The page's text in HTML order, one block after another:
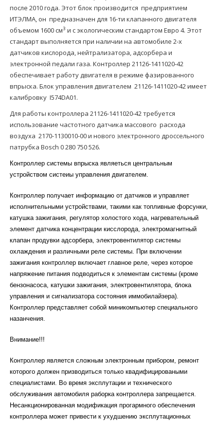
после 2010 года. Этот блок производится предприятием
ИТЭЛМА, он предназначен для 16-ти клапанного двигателя
объемом 1600 см3 и с экологическим стандартом Евро 4. Этот
стандарт выполняется при наличии на автомобиле 2-х
датчиков кислорода, нейтрализатора, адсорбера и
электронной педали газа. Контроллер 21126-1411020-42
обеспечивает работу двигателя в режиме фазированного
впрыска. Блок управления двигателем 21126-1411020-42 имеет
калибровку I574DA01.
Для работы контроллера 21126-1411020-42 требуется
использование частотного датчика массового расхода
воздуха 2170-1130010-00и нового электронного дроссельного
патрубка Bosch 0 280 750 526.
Контроллер системы впрыска являеться центральным
устройством систеиы управления двигателем.
Контроллер получает информацию от датчиков и управляет
исполнительными устройствами, такими как топливные форсунки,
катушка зажигания, регулятор холостого хода, нагревательный
элемент датчика концентрации кисслорода, электромагнитный
клапан продувки адсорбера, электровентилятор системы
охлаждения и различными реле системы. При включении
зажигания контроллер включает главное реле, через которое
напряжение питания подводиться к элементам системы (кроме
бензонасоса, катушки зажигания, электровентилятора, блока
управления и сигнализатора состояния иммобилайзера).
Контроллер представляет собой миникомпьютер специального
назанчения.
Внимание!!!
Контроллер является сложным электронным прибором, ремонт
которого должен призводиться только квадифицироваными
специалистами. Во время эксплутации и технического
обслуживания автомобиля раборка контроллера запрещается.
Несанкционированная модификация прогармного обеспечения
контроллера может привести к ухудшению эксплутационных